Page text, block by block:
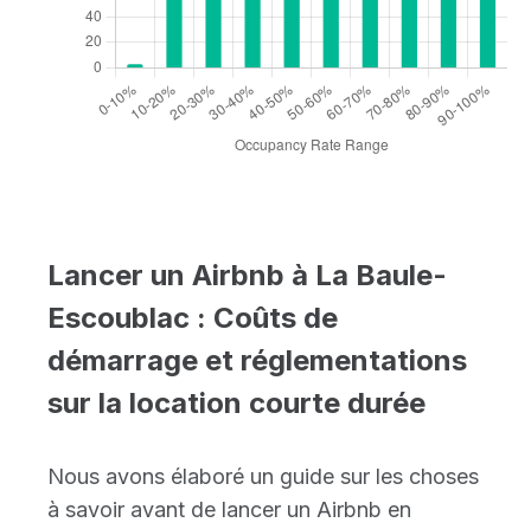
Lancer un Airbnb à La Baule-
Escoublac : Coûts de
démarrage et réglementations
sur la location courte durée
Nous avons élaboré un guide sur les choses
à savoir avant de lancer un Airbnb en